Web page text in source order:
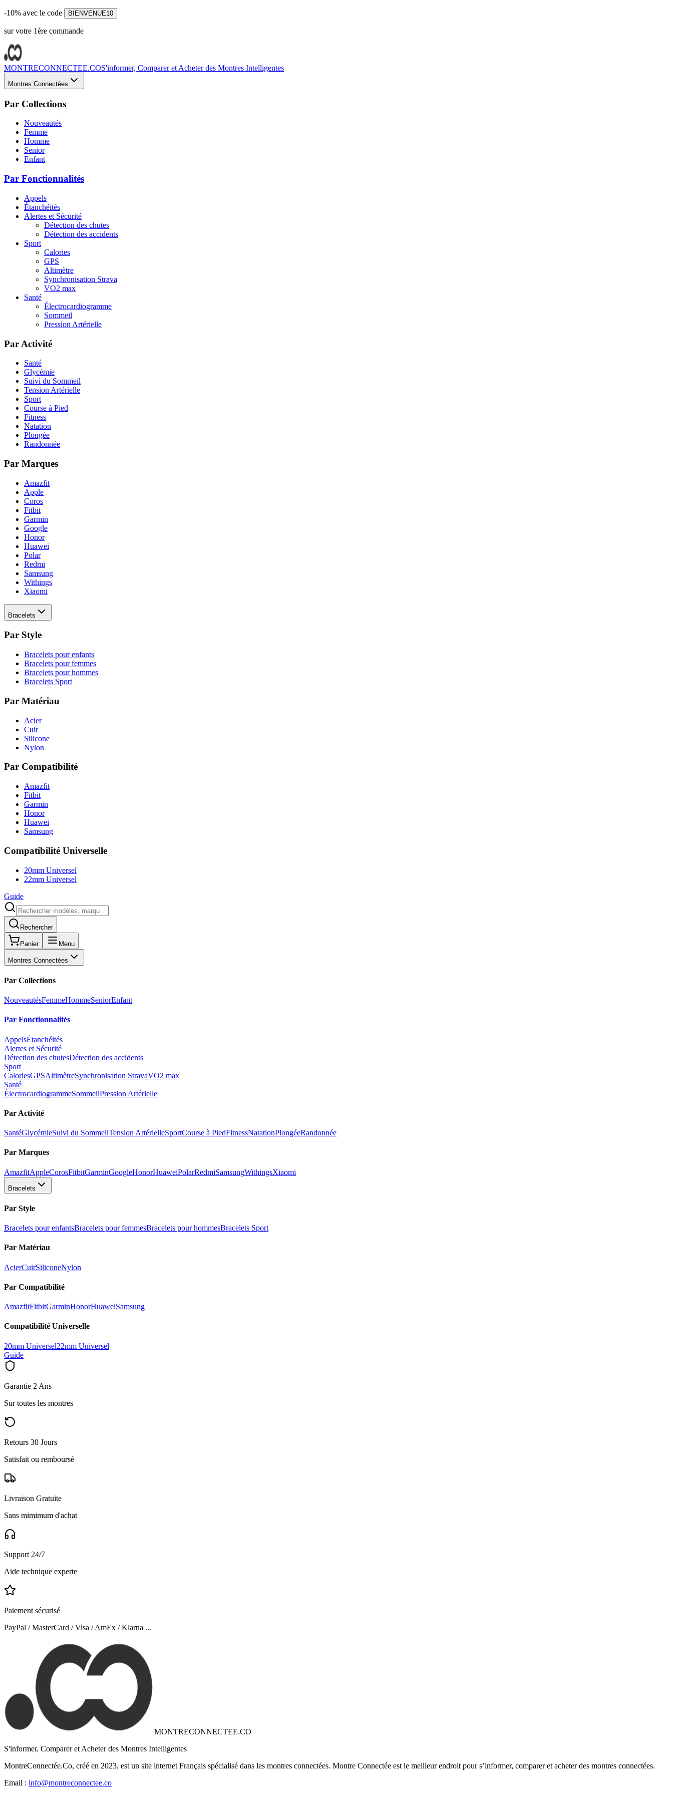
-10% avec le code BIENVENUE10
sur votre 1ère commande
MONTRECONNECTEE.COS'informer, Comparer et Acheter des Montres Intelligentes
Montres Connectées
Par Collections
Nouveautés
Femme
Homme
Senior
Enfant
Par Fonctionnalités
Appels
Étanchéités
Alertes et Sécurité
Détection des chutes
Détection des accidents
Sport
Calories
GPS
Altimètre
Synchronisation Strava
VO2 max
Santé
Électrocardiogramme
Sommeil
Pression Artérielle
Par Activité
Santé
Glycémie
Suivi du Sommeil
Tension Artérielle
Sport
Course à Pied
Fitness
Natation
Plongée
Randonnée
Par Marques
Amazfit
Apple
Coros
Fitbit
Garmin
Google
Honor
Huawei
Polar
Redmi
Samsung
Withings
Xiaomi
Bracelets
Par Style
Bracelets pour enfants
Bracelets pour femmes
Bracelets pour hommes
Bracelets Sport
Par Matériau
Acier
Cuir
Silicone
Nylon
Par Compatibilité
Amazfit
Fitbit
Garmin
Honor
Huawei
Samsung
Compatibilité Universelle
20mm Universel
22mm Universel
Guide
Rechercher
Panier Menu
Montres Connectées
Par Collections
NouveautésFemmeHommeSeniorEnfant
Par Fonctionnalités
AppelsÉtanchéités
Alertes et Sécurité
Détection des chutesDétection des accidents
Sport
CaloriesGPSAltimètreSynchronisation StravaVO2 max
Santé
ÉlectrocardiogrammeSommeilPression Artérielle
Par Activité
SantéGlycémieSuivi du SommeilTension ArtérielleSportCourse à PiedFitnessNatationPlongéeRandonnée
Par Marques
AmazfitAppleCorosFitbitGarminGoogleHonorHuaweiPolarRedmiSamsungWithingsXiaomi
Bracelets
Par Style
Bracelets pour enfantsBracelets pour femmesBracelets pour hommesBracelets Sport
Par Matériau
AcierCuirSiliconeNylon
Par Compatibilité
AmazfitFitbitGarminHonorHuaweiSamsung
Compatibilité Universelle
20mm Universel22mm Universel
Guide
Garantie 2 Ans
Sur toutes les montres
Retours 30 Jours
Satisfait ou remboursé
Livraison Gratuite
Sans mimimum d'achat
Support 24/7
Aide technique experte
Paiement sécurisé
PayPal / MasterCard / Visa / AmEx / Klarna ...
MONTRECONNECTEE.CO
S'informer, Comparer et Acheter des Montres Intelligentes
MontreConnectée.Co, créé en 2023, est un site internet Français spécialisé dans les montres connectées. Montre Connectée est le meilleur endroit pour s’informer, comparer et acheter des montres connectées.
Email : info@montreconnectee.co